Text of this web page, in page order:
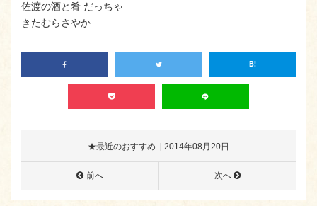
佐渡の酒と肴 だっちゃ
きたむらさやか
★最近のおすすめ 2014年08月20日
前へ 次へ